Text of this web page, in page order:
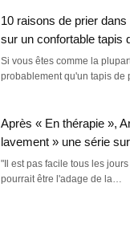
10 raisons de prier
sur un confortable tapis
Si vous êtes comme la
probablement qu'un tapis
Après « En thérapie »,
lavement » une série
"Il est pas facile tous les
pourrait être l'adage de la…